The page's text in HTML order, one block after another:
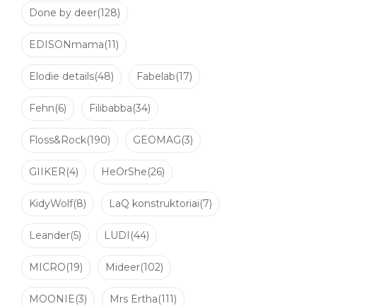
Done by deer(128)
EDISONmama(11)
Elodie details(48) Fabelab(17)
Fehn(6) Filibabba(34)
Floss&Rock(190) GEOMAG(3)
GIIKER(4) HeOrShe(26)
KidyWolf(8) LaQ konstruktoriai(7)
Leander(5) LUDI (44)
MICRO(19) Mideer(102)
MOONIE(3) Mrs Ertha(111)